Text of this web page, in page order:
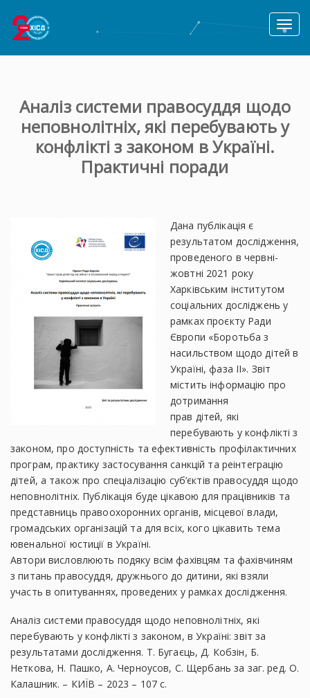
Toggle
Аналіз системи правосуддя щодо
неповнолітніх, які перебувають у
конфлікті з законом в Україні.
Практичні поради
Дана публікація є
результатом дослідження,
проведеного в червні-
жовтні 2021 року
Харківським інститутом
соціальних досліджень у
рамках проєкту Ради
Європи «Боротьба з
насильством щодо дітей в
Україні, фаза ІІ». Звіт
містить інформацію про
дотримання
прав дітей, які
перебувають у конфлікті з
законом, про доступність та ефективність профілактичних
програм, практику застосування санкцій та реінтеграцію
дітей, а також про спеціалізацію суб’єктів правосуддя щодо
неповнолітніх. Публікація буде цікавою для працівників та
представниць правоохоронних органів, місцевої влади,
громадських організацій та для всіх, кого цікавить тема
ювенальної юстиції в Україні.
Автори висловлюють подяку всім фахівцям та фахівчиням
з питань правосуддя, дружнього до дитини, які взяли
участь в опитуваннях, проведених у рамках дослідження.
Аналіз системи правосуддя щодо неповнолітніх, які
перебувають у конфлікті з законом, в Україні: звіт за
результатами дослідження. Т. Бугаєць, Д. Кобзін, Б.
Неткова, Н. Пашко, А. Черноусов, С. Щербань за заг. ред. О.
Калашник. – КИЇВ – 2023 – 107 с.